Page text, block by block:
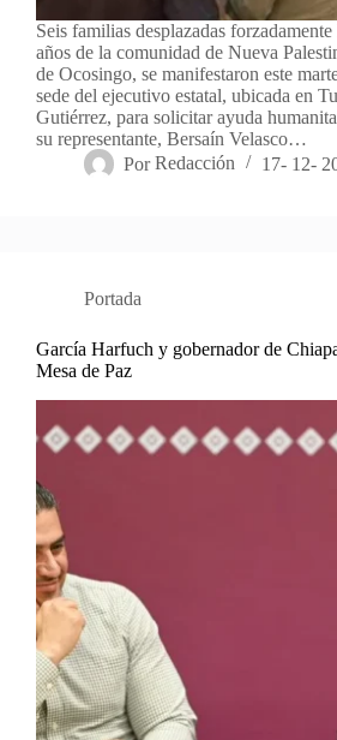
Seis familias desplazadas
años de la comunidad de Nueva
de Ocosingo, se manifestaron este
sede del ejecutivo estatal, ubicada en
Gutiérrez, para solicitar ayuda
su representante, Bersaín Velasco…
Por Redacción 17- 12-
Portada
García Harfuch y gobernador de
Mesa de Paz